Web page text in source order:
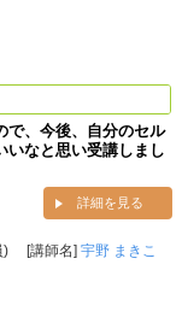
で、今後、自分のセル
いなと思い受講しまし
詳細を見る
) [講師名]宇野 まきこ